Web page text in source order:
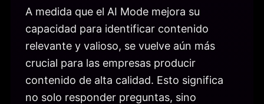
A medida que el AI Mode mejora su
capacidad para identificar contenido
relevante y valioso, se vuelve aún más
crucial para las empresas producir
contenido de alta calidad. Esto significa
no solo responder preguntas, sino